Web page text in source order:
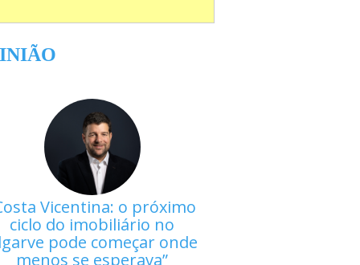
Vicentina: o próximo
ciclo do imobiliário no
pode começar onde
menos se esperava